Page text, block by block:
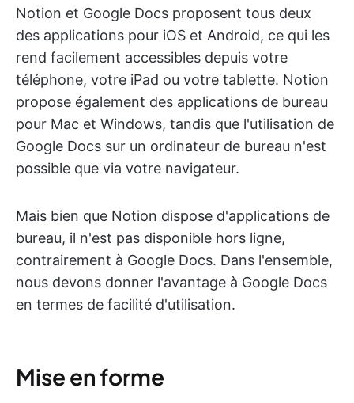
Notion et Google Docs proposent tous deux
des applications pour iOS et Android, ce qui les
rend facilement accessibles depuis votre
téléphone, votre iPad ou votre tablette. Notion
propose également des applications de bureau
pour Mac et Windows, tandis que l'utilisation de
Google Docs sur un ordinateur de bureau n'est
possible que via votre navigateur.
Mais bien que Notion dispose d'applications de
bureau, il n'est pas disponible hors ligne,
contrairement à Google Docs. Dans l'ensemble,
nous devons donner l'avantage à Google Docs
en termes de facilité d'utilisation.
Mise en forme